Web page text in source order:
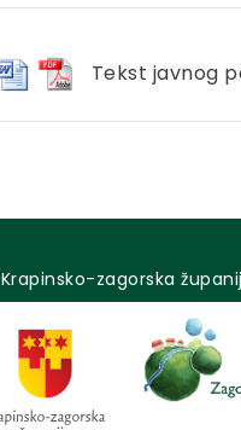
Tekst javnog
Krapinsko-zagorska